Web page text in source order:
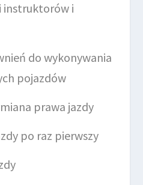
instruktorów i
do wykonywania
pojazdów
prawa jazdy
po raz pierwszy